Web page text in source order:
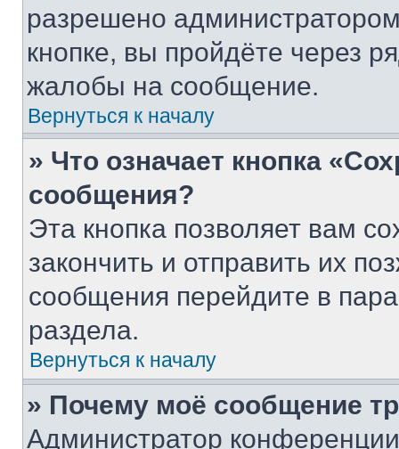
разрешено
кнопке, вы пройдёте через
жалобы на сообщение.
Вернуться к началу
» Что означает кнопка
сообщения?
Эта кнопка позволяет вам
закончить и отправить их
сообщения перейдите в
раздела.
Вернуться к началу
» Почему моё сообщение
Администратор